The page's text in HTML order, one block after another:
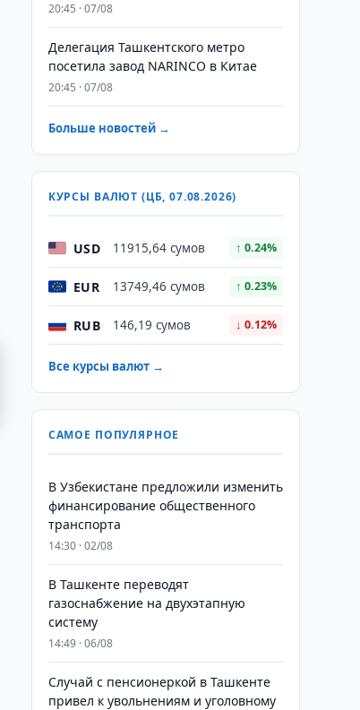
20:45 · 07/08
Делегация Ташкентского метро
посетила завод NARINCO в Китае
20:45 · 07/08
Больше новостей →
КУРСЫ ВАЛЮТ (ЦБ, 07.08.2026)
USD 11915,64 сумов ↑ 0.24%
EUR 13749,46 сумов ↑ 0.23%
RUB 146,19 сумов ↓ 0.12%
Все курсы валют →
САМОЕ ПОПУЛЯРНОЕ
В Узбекистане предложили изменить
финансирование общественного
транспорта
14:30 · 02/08
В Ташкенте переводят
газоснабжение на двухэтапную
систему
14:49 · 06/08
Случай с пенсионеркой в Ташкенте
привел к увольнениям и уголовному